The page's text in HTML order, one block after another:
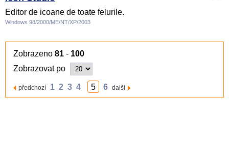
Editor de icoane de toate felurile.
Windows 98/2000/ME/NT/XP/2003
Zobrazeno 81 - 100
Zobrazovat po
předchozí 1 2 3 4 5 6 další